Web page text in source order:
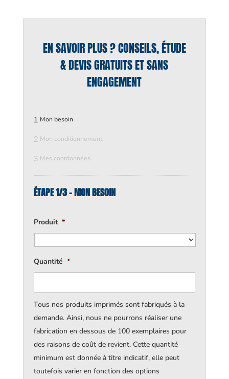
EN SAVOIR PLUS ? CONSEILS, ÉTUDE
& DEVIS GRATUITS ET SANS
ENGAGEMENT
1 Mon besoin
2 Mon conditionnement
3 Mes coordonnées
ÉTAPE 1/3 - MON BESOIN
Produit *
Quantité *
Tous nos produits imprimés sont fabriqués à la
demande. Ainsi, nous ne pourrons réaliser une
fabrication en dessous de 100 exemplaires pour
des raisons de coût de revient. Cette quantité
minimum est donnée à titre indicatif, elle peut
toutefois varier en fonction des options